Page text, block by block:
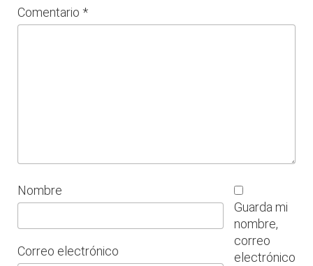
Comentario *
Nombre
Correo electrónico
Guarda mi
nombre,
correo
electrónico